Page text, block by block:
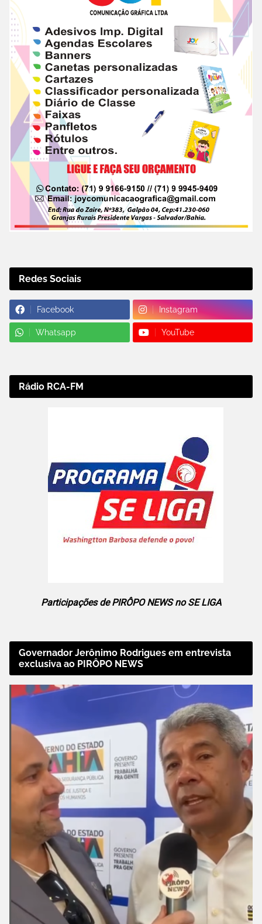
Redes Sociais
Facebook Instagram
Whatsapp YouTube
Rádio RCA-FM
Participações de PIRÔPO NEWS no SE LIGA
Governador Jerônimo Rodrigues em entrevista
exclusiva ao PIRÔPO NEWS